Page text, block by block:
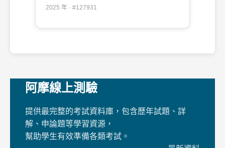
業#127931
2025 年 · #127931
阿摩線上測驗
提供最完整的考試資料庫，包含歷年試題、詳
解、申論題等學習資源，
幫助學生有效準備各類考試。